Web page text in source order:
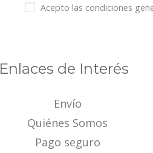
Acepto las condiciones
Enlaces de Interés
Envío
Quiénes Somos
Pago seguro